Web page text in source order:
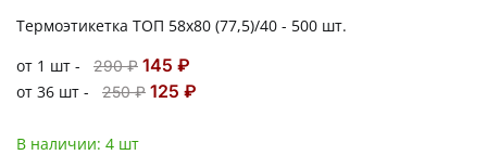
Термоэтикетка ТОП 58х80 (77,5)/40 - 500 шт.
от 1 шт -
290 ₽ 145 ₽
от 36 шт - 250 ₽ 125 ₽
В наличии: 4 шт